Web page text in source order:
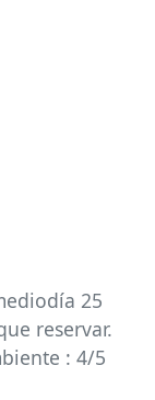
25
reservar.
: 4/5